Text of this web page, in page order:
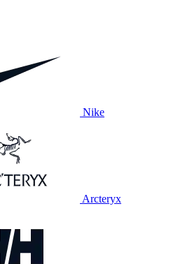
Nike
Arcteryx